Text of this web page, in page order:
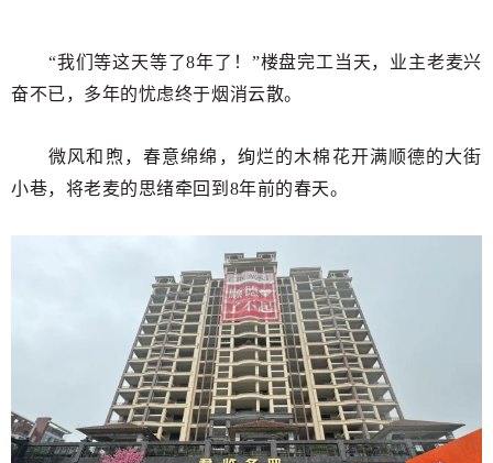
“我们等这天等了8年了！”楼盘完工当天，业主老麦兴
奋不已，多年的忧虑终于烟消云散。
微风和煦，春意绵绵，绚烂的木棉 花开满顺德的大街
小巷，将老麦的思绪牵回到8年前的春天。